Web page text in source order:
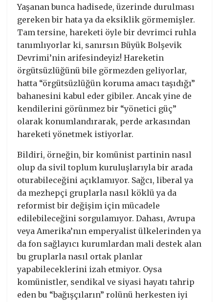
Yaşanan bunca hadisede, üzerinde durulması
gereken bir hata ya da eksiklik görmemişler.
Tam tersine, hareketi öyle bir devrimci ruhla
tanımlıyorlar ki, sanırsın Büyük Bolşevik
Devrimi’nin arifesindeyiz! Hareketin
örgütsüzlüğünü bile görmezden geliyorlar,
hatta “örgütsüzlüğün koruma amacı taşıdığı”
bahanesini kabul eder gibiler. Ancak yine de
kendilerini görünmez bir “yönetici güç”
olarak konumlandırarak, perde arkasından
hareketi yönetmek istiyorlar.
Bildiri, örneğin, bir komünist partinin nasıl
olup da sivil toplum kuruluşlarıyla bir arada
oturabileceğini açıklamıyor. Sağcı, liberal ya
da mezhepçi gruplarla nasıl köklü ya da
reformist bir değişim için mücadele
edilebileceğini sorgulamıyor. Dahası, Avrupa
veya Amerika’nın emperyalist ülkelerinden ya
da fon sağlayıcı kurumlardan mali destek alan
bu gruplarla nasıl ortak planlar
yapabileceklerini izah etmiyor. Oysa
komünistler, sendikal ve siyasi hayatı tahrip
eden bu “bağışçıların” rolünü herkesten iyi